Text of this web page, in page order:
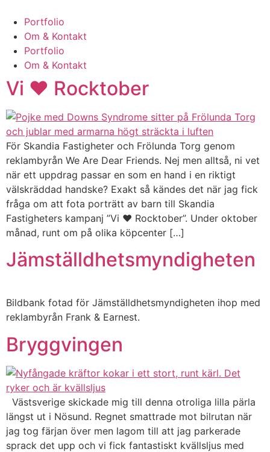
innehåll
Portfolio
Om & Kontakt
Portfolio
Om & Kontakt
Vi ❤ Rocktober
För Skandia Fastigheter och Frölunda Torg genom
reklambyrån We Are Dear Friends. Nej men alltså, ni vet
när ett uppdrag passar en som en hand i en riktigt
välskräddad handske? Exakt så kändes det när jag fick
fråga om att fota porträtt av barn till Skandia
Fastigheters kampanj ”Vi ❤ Rocktober”. Under oktober
månad, runt om på olika köpcenter […]
Jämställdhetsmyndigheten
Bildbank fotad för Jämställdhetsmyndigheten ihop med
reklambyrån Frank & Earnest.
Bryggvingen
Västsverige skickade mig till denna otroliga lilla pärla
längst ut i Nösund. Regnet smattrade mot bilrutan när
jag tog färjan över men lagom till att jag parkerade
sprack det upp och vi fick fantastiskt kvällsljus med